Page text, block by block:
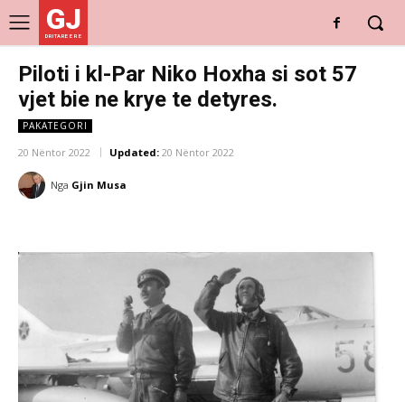
GJ
DRITARE E RE
Piloti i kl-Par Niko Hoxha si sot 57
vjet bie ne krye te detyres.
PAKATEGORI
20 Nëntor 2022 Updated: 20 Nëntor 2022
Nga Gjin Musa